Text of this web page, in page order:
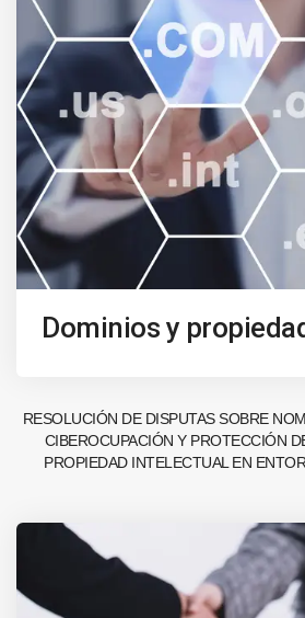
Dominios y
RESOLUCIÓN DE DISPUTAS SOBRE
CIBEROCUPACIÓN Y PROTECCIÓN
PROPIEDAD INTELECTUAL EN